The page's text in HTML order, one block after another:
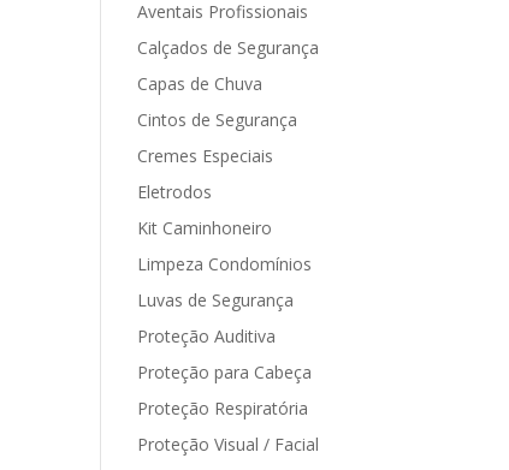
Aventais Profissionais
Calçados de Segurança
Capas de Chuva
Cintos de Segurança
Cremes Especiais
Eletrodos
Kit Caminhoneiro
Limpeza Condomínios
Luvas de Segurança
Proteção Auditiva
Proteção para Cabeça
Proteção Respiratória
Proteção Visual / Facial